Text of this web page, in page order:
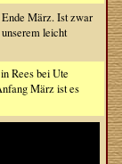
März. Ist zwar
leicht
Rees bei Ute
März ist es